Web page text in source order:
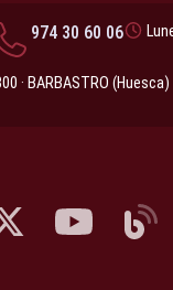
974 30 60 06
· BARBASTRO (Huesca)
pestaña
abre en nueva pestaña
X, antes Twitter, abre
YouTube, abre